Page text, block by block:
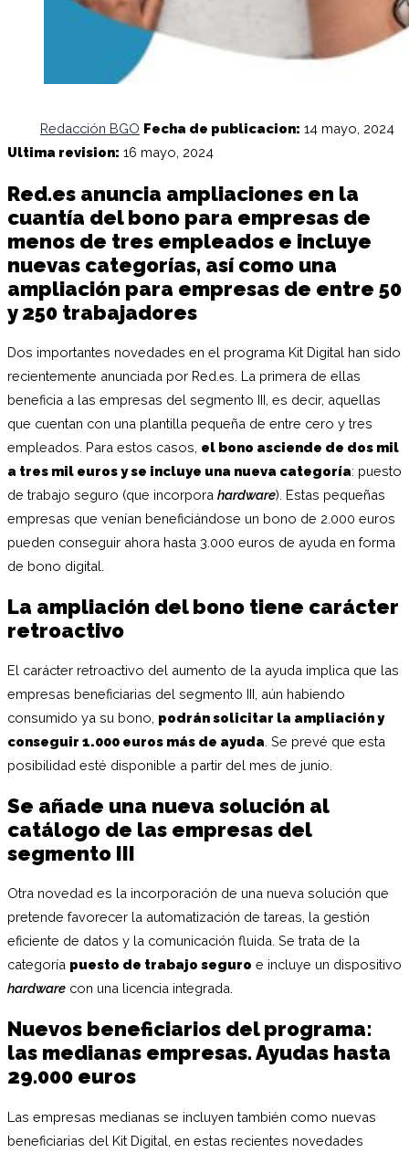
Redacción BGO Fecha de publicacion: 14 mayo, 2024
Ultima revision: 16 mayo, 2024
Red.es anuncia ampliaciones en la
cuantía del bono para empresas de
menos de tres empleados e incluye
nuevas categorías, así como una
ampliación para empresas de entre 50
y 250 trabajadores
Dos importantes novedades en el programa Kit Digital han sido
recientemente anunciada por Red.es. La primera de ellas
beneficia a las empresas del segmento III, es decir, aquellas
que cuentan con una plantilla pequeña de entre cero y tres
empleados. Para estos casos, el bono asciende de dos mil
a tres mil euros y se incluye una nueva categoría: puesto
de trabajo seguro (que incorpora hardware). Estas pequeñas
empresas que venían beneficiándose un bono de 2.000 euros
pueden conseguir ahora hasta 3.000 euros de ayuda en forma
de bono digital.
La ampliación del bono tiene carácter
retroactivo
El carácter retroactivo del aumento de la ayuda implica que las
empresas beneficiarias del segmento III, aún habiendo
consumido ya su bono, podrán solicitar la ampliación y
conseguir 1.000 euros más de ayuda . Se prevé que esta
posibilidad esté disponible a partir del mes de junio.
Se añade una nueva solución al
catálogo de las empresas del
segmento III
Otra novedad es la incorporación de una nueva solución que
pretende favorecer la automatización de tareas, la gestión
eficiente de datos y la comunicación fluida. Se trata de la
categoría puesto de trabajo seguro e incluye un dispositivo
hardware con una licencia integrada.
Nuevos beneficiarios del programa:
las medianas empresas. Ayudas hasta
29.000 euros
Las empresas medianas se incluyen también como nuevas
beneficiarias del Kit Digital, en estas recientes novedades